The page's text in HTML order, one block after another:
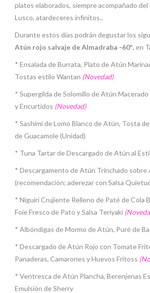
platos elaborados, siempre acompañado
Lusco, atardeceres infinitos..
Durante estos días podrán degustar los
Atún rojo salvaje de Almadraba -60º, en
* Ensalada de Burrata, Plato de Atún
Tostas estilo Wantan (Novedad)
* Supergilda de Solomillo de Atún Macerado
y Encurtidos (Novedad)
* Sashimi de Lomo Blanco de Atún, Tosta
de Guacamole (Unidad)
* Tuna Tartar de Descargado de Atún al
* Descargamento de Atún Trinchado sobre
(recomendación; aderezar con Salsa
* Niguiri Crujiente Relleno de Paté de Cola
Foie Fresco de Pato y Salsa Teriyaki
* Albóndigas de Mormo de Atún, Puré de
* Descargado de Atún Rojo con Tomate
Panaderas, Camarones y Huevos Fritoss
* Ventresca de Atún Plancha, Berenjenas
Emulsión de Sherry